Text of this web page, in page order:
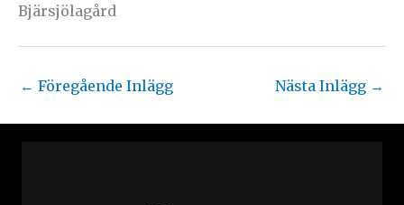
Bjärsjölagård
← Föregående Inlägg Nästa Inlägg →